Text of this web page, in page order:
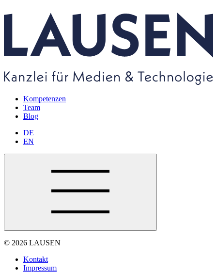
Kompetenzen
Team
Blog
DE
EN
© 2026 LAUSEN
Kontakt
Impressum